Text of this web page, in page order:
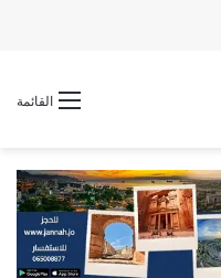
القائمة